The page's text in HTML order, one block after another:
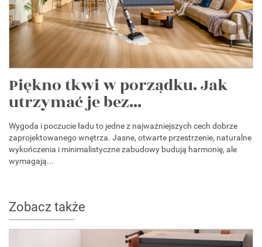
Piękno tkwi w porządku. Jak
utrzymać je bez...
Wygoda i poczucie ładu to jedne z najważniejszych cech dobrze
zaprojektowanego wnętrza. Jasne, otwarte przestrzenie, naturalne
wykończenia i minimalistyczne zabudowy budują harmonię, ale
wymagają...
Zobacz także